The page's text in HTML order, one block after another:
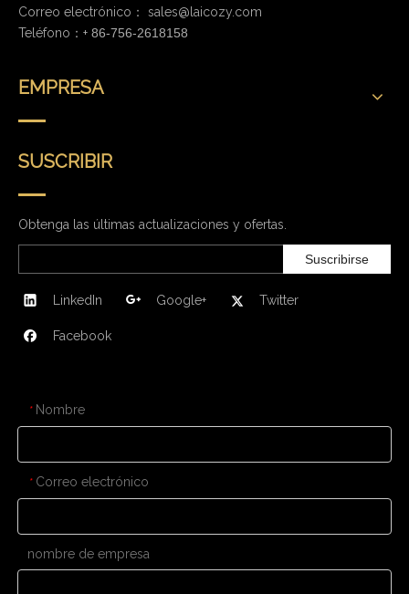
Correo electrónico： sales@laicozy.com
Teléfono：+ 86-756-2618158
EMPRESA
SUSCRIBIR
Obtenga las últimas actualizaciones y ofertas.
Suscribirse
LinkedIn Google+ Twitter
Facebook
* Nombre
* Correo electrónico
nombre de empresa